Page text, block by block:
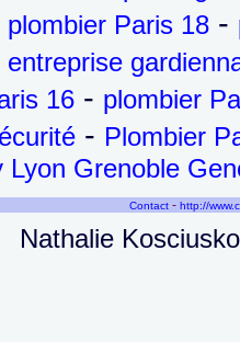
plombier Paris 18 -
16 - plombier
- Plombier
Grenoble
Contact - http://
Nathalie